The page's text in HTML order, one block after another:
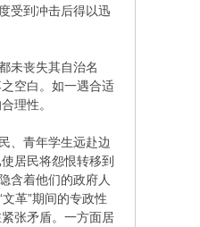
受到冲击后得以迅
未丧失其自治名
空白。如一遇合适
理性。
、青年学生远赴边
居民将怨恨转移到
含着他们的政府人
革”期间的专政性
张矛盾。一方面居